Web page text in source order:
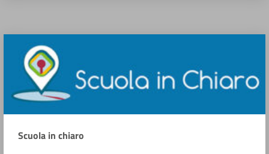
Scuola in chiaro